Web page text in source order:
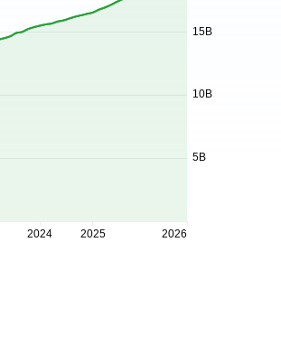
2024 2025 2026
5B
10B
15B